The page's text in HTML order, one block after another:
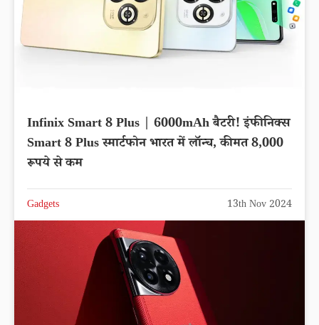
Infinix Smart 8 Plus | 6000mAh बैटरी! इंफीनिक्स
Smart 8 Plus स्मार्टफोन भारत में लॉन्च, कीमत 8,000
रूपये से कम
Gadgets 13th Nov 2024